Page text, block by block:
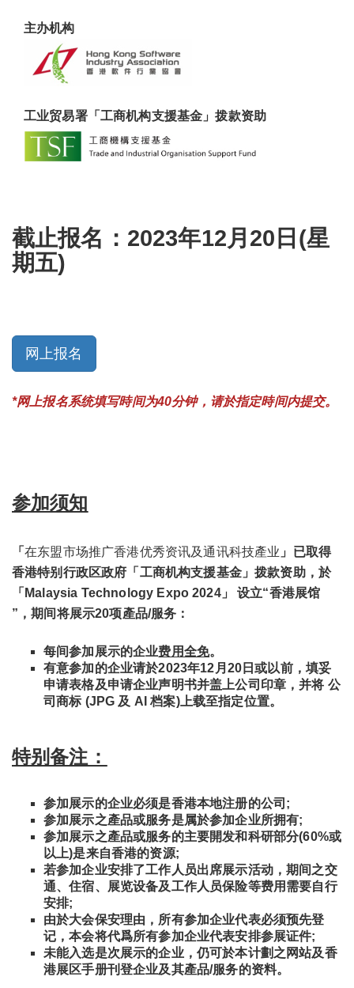
主办机构
工业贸易署「工商机构支援基金」拨款资助
截止报名：2023年12月20日(星
期五)
网上报名
*网上报名系统填写時间为40分钟，请於指定時间内提交。
参加须知
「在东盟市场推广香港优秀资讯及通讯科技產业 」已取得
香港特别行政区政府「工商机构支援基金」拨款资助，於
「Malaysia Technology Expo 2024」 设立“香港展馆
”，期间将展示20项產品/服务：
每间参加展示的企业费用全免。
有意参加的企业请於2023年12月20日或以前，填妥
申请表格及申请企业声明书并盖上公司印章，并将 公
司商标 (JPG 及 AI 档案)上载至指定位置。
特别备注：
参加展示的企业必须是香港本地注册的公司;
参加展示之產品或服务是属於参加企业所拥有;
参加展示之產品或服务的主要開发和科研部分(60%或
以上)是来自香港的资源;
若参加企业安排了工作人员出席展示活动，期间之交
通、住宿、展览设备及工作人员保险等费用需要自行
安排;
由於大会保安理由，所有参加企业代表必须预先登
记，本会将代爲所有参加企业代表安排参展证件;
未能入选是次展示的企业，仍可於本计劃之网站及香
港展区手册刊登企业及其產品/服务的资料。